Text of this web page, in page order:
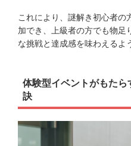
これにより、謎解き初心者の
加でき、上級者の方でも物足
な挑戦と達成感を味わえるよ
体験型イベントがもた
訣